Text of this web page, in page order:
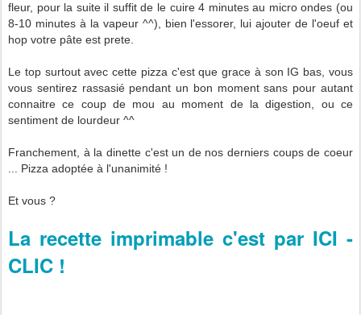
fleur, pour la suite il suffit de le cuire 4 minutes au micro ondes (ou
8-10 minutes à la vapeur ^^), bien l'essorer, lui ajouter de l'oeuf et
hop votre pâte est prete.
Le top surtout avec cette pizza c'est que grace à son IG bas, vous
vous sentirez rassasié pendant un bon moment sans pour autant
connaitre ce coup de mou au moment de la digestion, ou ce
sentiment de lourdeur ^^
Franchement, à la dinette c'est un de nos derniers coups de coeur
... Pizza adoptée à l'unanimité !
Et vous ?
La recette imprimable c'est par ICI -
CLIC !